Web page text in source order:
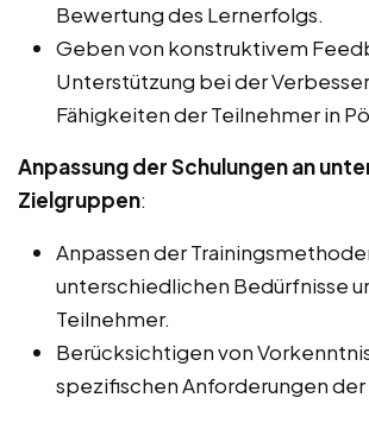
Bewertung des Lernerfolgs.
Geben von konstruktivem
Unterstützung bei der
Fähigkeiten der Teilnehmer in
Anpassung der Schulungen an
Zielgruppen:
Anpassen der
unterschiedlichen Bedürfnisse
Teilnehmer.
Berücksichtigen von
spezifischen Anforderungen